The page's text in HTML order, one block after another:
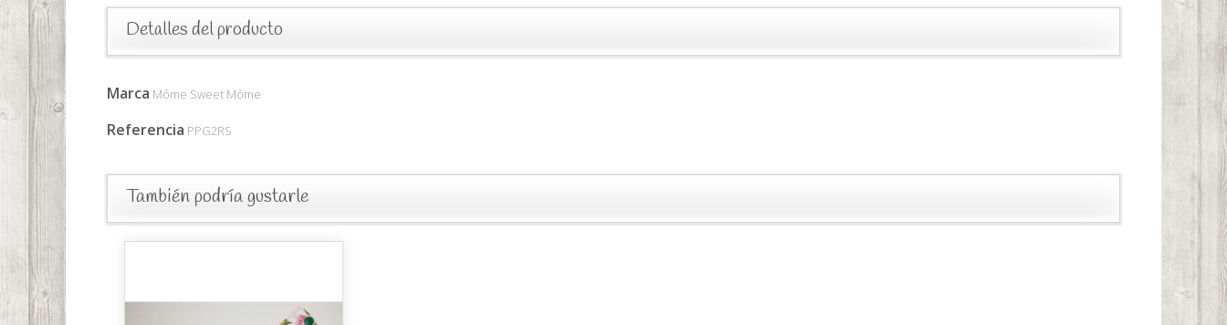
Detalles del producto
Marca Môme Sweet Môme
Referencia PPG2RS
También podría gustarle